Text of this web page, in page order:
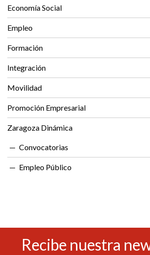
Economía Social
Empleo
Formación
Integración
Movilidad
Promoción Empresarial
Zaragoza Dinámica
Convocatorias
Empleo Público
Recibe nuestra